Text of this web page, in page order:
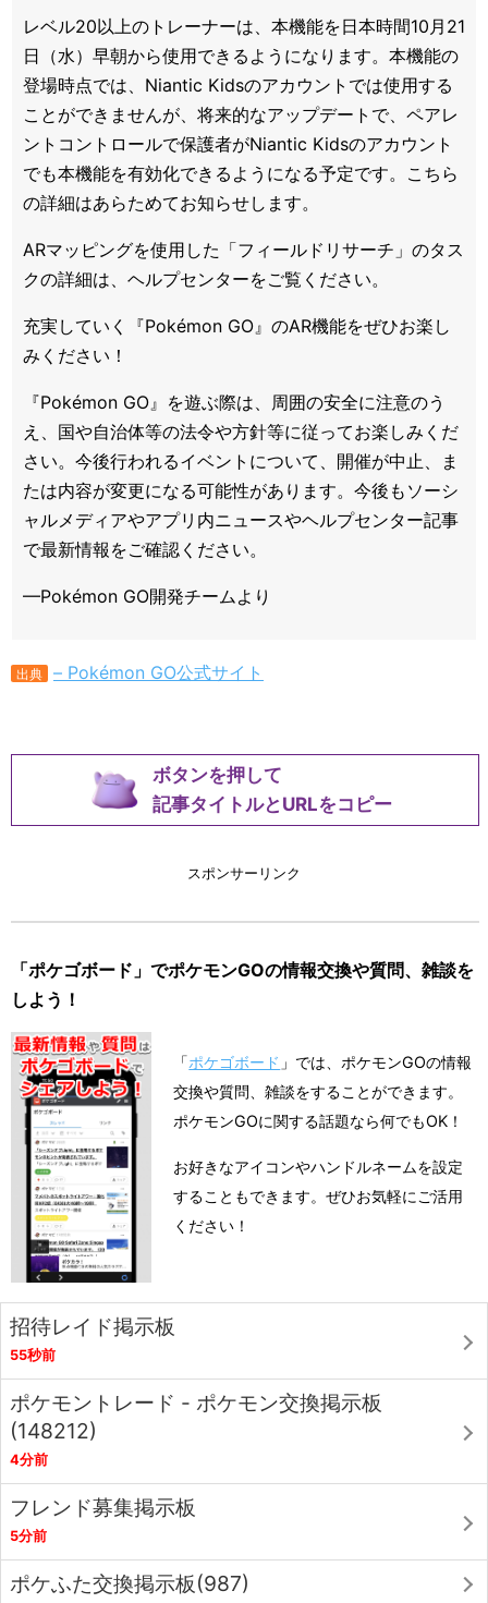
レベル20以上のトレーナーは、本機能を日本時間10月21
日（水）早朝から使用できるようになります。本機能の
登場時点では、Niantic Kidsのアカウントでは使用する
ことができませんが、将来的なアップデートで、ペアレ
ントコントロールで保護者がNiantic Kidsのアカウント
でも本機能を有効化できるようになる予定です。こちら
の詳細はあらためてお知らせします。
ARマッピングを使用した「フィールドリサーチ」のタス
クの詳細は、ヘルプセンターをご覧ください。
充実していく『Pokémon GO』のAR機能をぜひお楽し
みください！
『Pokémon GO』を遊ぶ際は、周囲の安全に注意のう
え、国や自治体等の法令や方針等に従ってお楽しみくだ
さい。今後行われるイベントについて、開催が中止、ま
たは内容が変更になる可能性があります。今後もソーシ
ャルメディアやアプリ内ニュースやヘルプセンター記事
で最新情報をご確認ください。
—Pokémon GO開発チームより
出典 – Pokémon GO公式サイト
ボタンを押して
記事タイトルとURLをコピー
スポンサーリンク
「ポケゴボード」でポケモンGOの情報交換や質問、雑談を
しよう！
「ポケゴボード 」では、ポケモンGOの情報
交換や質問、雑談をすることができます。
ポケモンGOに関する話題なら何でもOK！
お好きなアイコンやハンドルネームを設定
することもできます。ぜひお気軽にご活用
ください！
招待レイド掲示板
55秒前
ポケモントレード - ポケモン交換掲示板
(148212)
4分前
フレンド募集掲示板
5分前
ポケふた交換掲示板(987)